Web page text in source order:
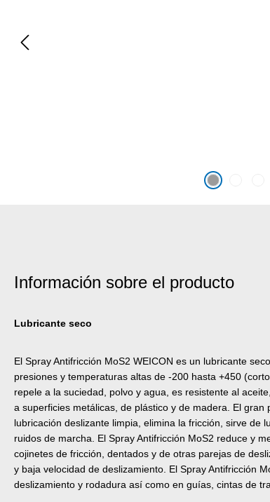
Información sobre el producto
Lubricante seco
El Spray Antifricción MoS2 WEICON es un lubricante
presiones y temperaturas altas de -200 hasta +450
repele a la suciedad, polvo y agua, es resistente al
a superficies metálicas, de plástico y de madera. El
lubricación deslizante limpia, elimina la fricción, sirve de
ruidos de marcha. El Spray Antifricción MoS2 reduce y
cojinetes de fricción, dentados y de otras parejas de
y baja velocidad de deslizamiento. El Spray Antifricción
deslizamiento y rodadura así como en guías, cintas de